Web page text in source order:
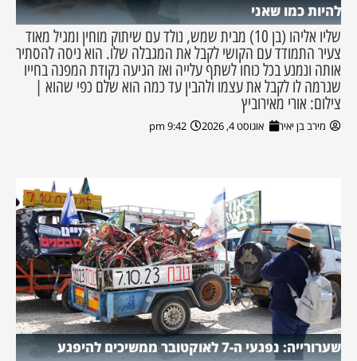
להיות כמו שאני
שליו אליהו (בן 10) מבית שמש, נולד עם שיתוק מוחין ומגיל מאוד
צעיר התמודד עם הקושי לקבל את המגבלה שלו. הוא ניסה להסתיר
אותה ונמנע בכל כוחו לשתף עלייה ואז הגיעה נקודת המפנה בחייו
שגרמה לו לקבל את עצמו ולהבין עד כמה הוא שלם כפי שהוא |
צילום: אורי מאירוביץ
מירב בן יאיר אוגוסט 4, 2026 9:42 pm
שערורייה: נפגעי ה-7 לאוקטובר ממשיכים להיפגע